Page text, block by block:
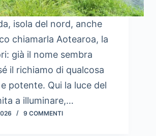
isola del nord, anche
chiamarla Aotearoa, la
già il nome sembra
il richiamo di qualcosa
potente. Qui la luce del
a illuminare,…
9 COMMENTI